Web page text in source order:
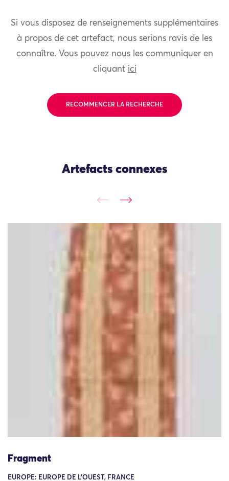
Si vous disposez de renseignements supplémentaires
à propos de cet artefact, nous serions ravis de les
connaître. Vous pouvez nous les communiquer en
cliquant ici
RECOMMENCER LA RECHERCHE
Artefacts connexes
Fragment
EUROPE: EUROPE DE L'OUEST, FRANCE